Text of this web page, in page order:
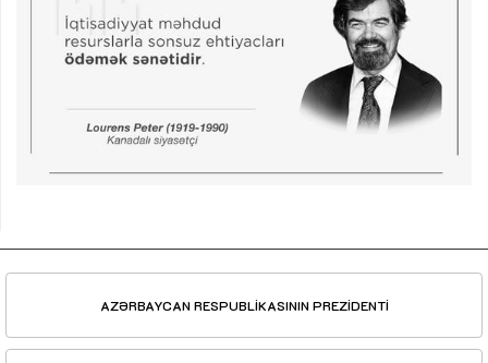
AZƏRBAYCAN RESPUBLİKASININ PREZİDENTİ